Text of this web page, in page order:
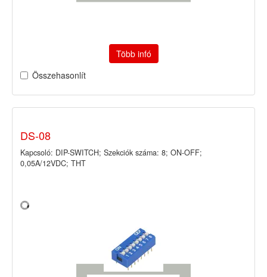
Több infó
Összehasonlít
DS-08
Kapcsoló: DIP-SWITCH; Szekciók száma: 8; ON-OFF;
0,05A/12VDC; THT